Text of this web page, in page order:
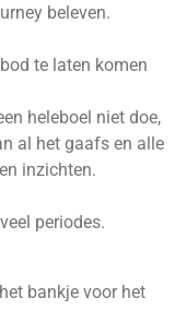
beleven.
te laten komen
heleboel niet doe,
al het gaafs en alle
inzichten.
periodes.
bankje voor het